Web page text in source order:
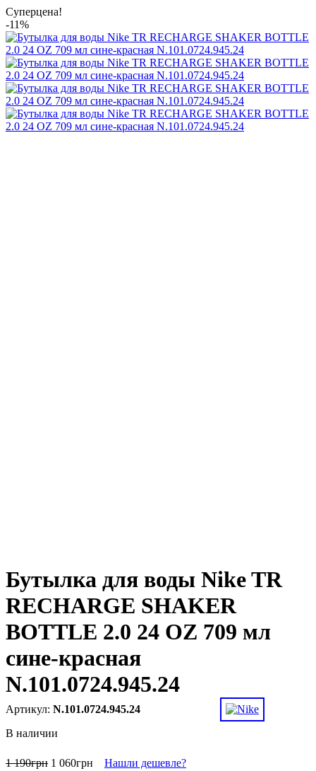
Суперцена!
-11%
Бутылка для воды Nike TR
RECHARGE SHAKER
BOTTLE 2.0 24 OZ 709 мл
сине-красная
N.101.0724.945.24
N.101.0724.945.24
В наличии
1 190грн 1 060грн Нашли дешевле?